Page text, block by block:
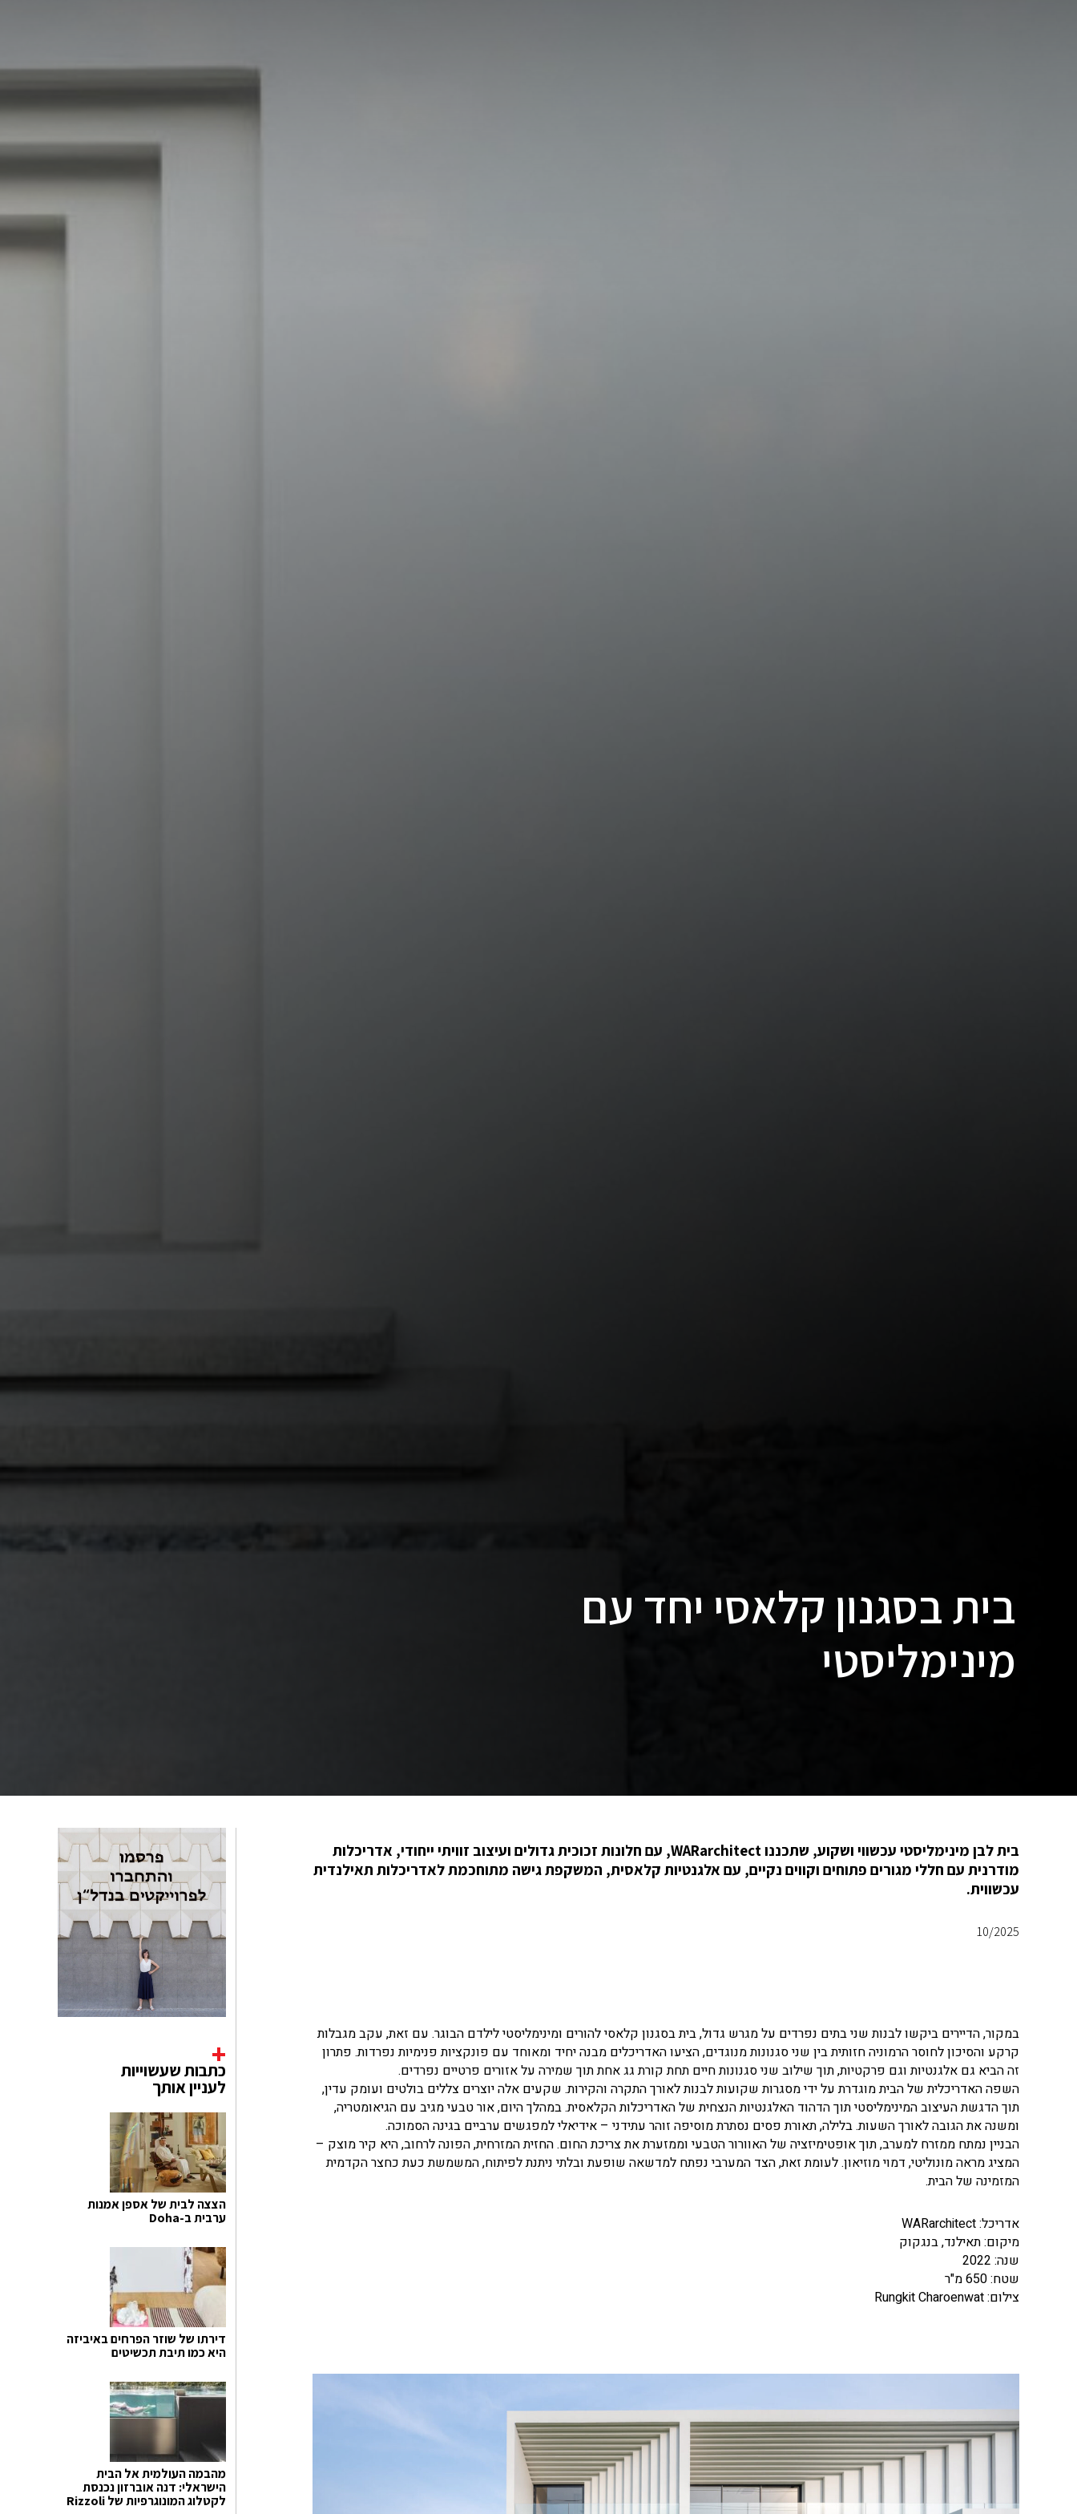
בית בסגנון קלאסי יחד עם
מינימליסטי
בית לבן מינימליסטי עכשווי ושקוע, שתכננו WARarchitect, עם חלונות זכוכית גדולים ועיצוב זוויתי ייחודי, אדריכלות
מודרנית עם חללי מגורים פתוחים וקווים נקיים, עם אלגנטיות קלאסית, המשקפת גישה מתוחכמת לאדריכלות תאילנדית
עכשווית.
10/2025
במקור, הדיירים ביקשו לבנות שני בתים נפרדים על מגרש גדול, בית בסגנון קלאסי להורים ומינימליסטי לילדם הבוגר. עם זאת, עקב מגבלות
קרקע והסיכון לחוסר הרמוניה חזותית בין שני סגנונות מנוגדים, הציעו האדריכלים מבנה יחיד ומאוחד עם פונקציות פנימיות נפרדות. פתרון
זה הביא גם אלגנטיות וגם פרקטיות, תוך שילוב שני סגנונות חיים תחת קורת גג אחת תוך שמירה על אזורים פרטיים נפרדים.
השפה האדריכלית של הבית מוגדרת על ידי מסגרות שקועות לבנות לאורך התקרה והקירות. שקעים אלה יוצרים צללים בולטים ועומק עדין,
תוך הדגשת העיצוב המינימליסטי תוך הדהוד האלגנטיות הנצחית של האדריכלות הקלאסית. במהלך היום, אור טבעי מגיב עם הגיאומטריה,
ומשנה את הגובה לאורך השעות. בלילה, תאורת פסים נסתרת מוסיפה זוהר עתידני – אידיאלי למפגשים ערביים בגינה הסמוכה.
הבניין נמתח ממזרח למערב, תוך אופטימיזציה של האוורור הטבעי וממזערת את צריכת החום. החזית המזרחית, הפונה לרחוב, היא קיר מוצק –
המציג מראה מונוליטי, דמוי מוזיאון. לעומת זאת, הצד המערבי נפתח למדשאה שופעת ובלתי ניתנת לפיתוח, המשמשת כעת כחצר הקדמית
המזמינה של הבית.
אדריכל:WARarchitect
מיקום: תאילנד, בנגקוק
שנה: 2022
שטח: 650 מ"ר
צילום:Rungkit Charoenwat
כתבות שעשוייות
לעניין אותך
הצצה לבית של אספן אמנות
ערבית ב-Doha
דירתו של שוזר הפרחים באיביזה
היא כמו תיבת תכשיטים
מהבמה העולמית אל הבית
הישראלי: דנה אוברזון נכנסת
לקטלוג המונוגרפיות של Rizzoli